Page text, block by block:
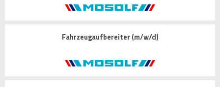
Fahrzeugaufbereiter (m/w/d)